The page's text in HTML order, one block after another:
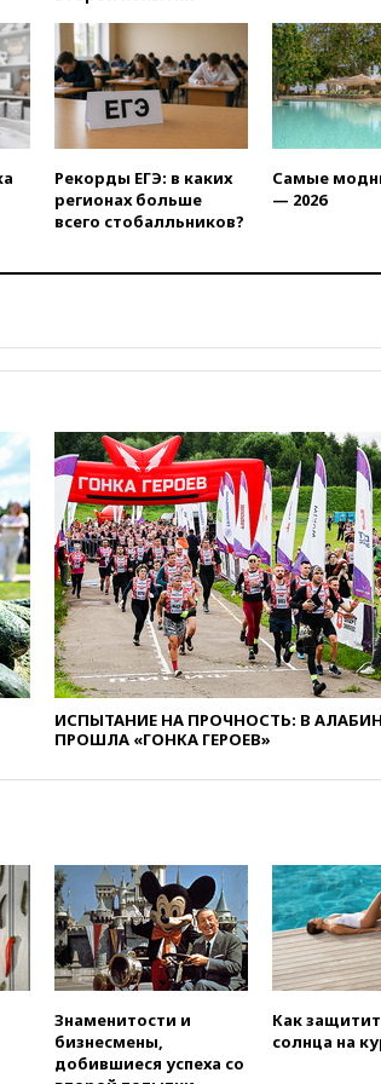
Мужчина
ранения при атаке
Белгородскую
Bloomberg:
авиакомпании США
проверить самолеты
наличие трещин
17:35
окна 10-го этажа
расследует серию
самоубийств своих
полеты в аэропорту
Геленджика
16:50
В Братиславе
крупнейший НПЗ
16:45«Яблоко»
депутату Госдумы
Журавлеву
16:35Мельникова и
шесть гимнастов
России не получили
ЧЕ
16:16Движение по
перекрывали второй
АФК «Наследие»
шести до 12 лет
15:45
Верховный суд
августа рассмотрит
снятии «Яблока» с
пострадали при
складе с красками в
Рекорды ЕГЭ: в каких
регионах больше
всего стобалльников?
Самые
— 2026
ИСПЫТАНИЕ НА ПРОЧНОСТЬ: В
ПРОШЛА «ГОНКА ГЕРОЕВ»
Знаменитости и
бизнесмены,
добившиеся успеха со
Как
солнца на